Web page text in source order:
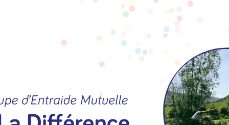
Exporter les lignes sélectionnées
Exporter toutes les colonnes
Exporter uniquement les colonnes affichées
Cliquez pour éditer
Texte, bouton et/ou inscription à la newsletter